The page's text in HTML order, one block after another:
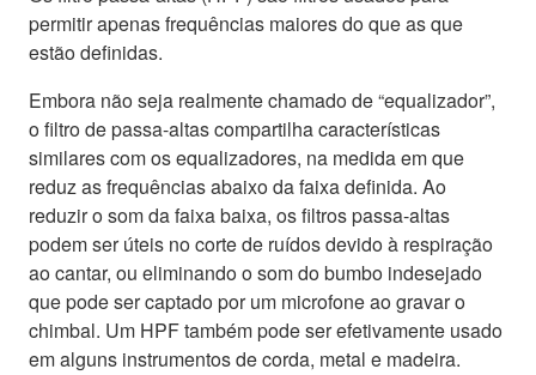
permitir apenas frequências maiores do que as que
estão definidas.
Embora não seja realmente chamado de “equalizador”,
o filtro de passa-altas compartilha características
similares com os equalizadores, na medida em que
reduz as frequências abaixo da faixa definida. Ao
reduzir o som da faixa baixa, os filtros passa-altas
podem ser úteis no corte de ruídos devido à respiração
ao cantar, ou eliminando o som do bumbo indesejado
que pode ser captado por um microfone ao gravar o
chimbal. Um HPF também pode ser efetivamente usado
em alguns instrumentos de corda, metal e madeira.